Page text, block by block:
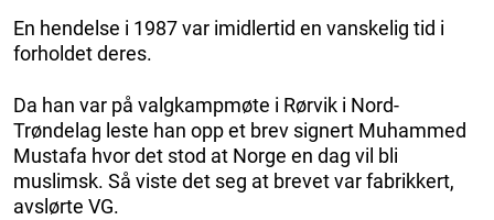
En hendelse i 1987 var imidlertid en vanskelig tid i
forholdet deres.
Da han var på valgkampmøte i Rørvik i Nord-
Trøndelag leste han opp et brev signert Muhammed
Mustafa hvor det stod at Norge en dag vil bli
muslimsk. Så viste det seg at brevet var fabrikkert,
avslørte VG.